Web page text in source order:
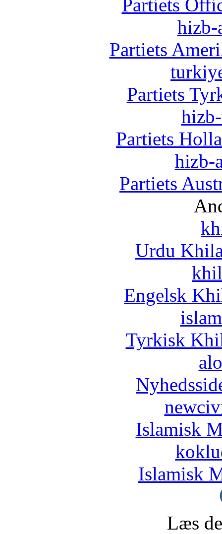
Partiets
hizb-
Partiets
Partiets
Partiets
hizb-
Partiets
Urdu
Engelsk
Tyrkisk
Islamisk
Islamisk
Læs